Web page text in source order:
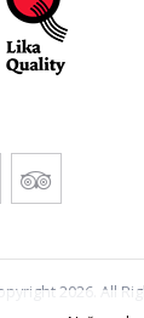
2026. All